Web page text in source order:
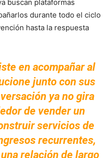
buscan plataformas
durante todo el ciclo
hasta la respuesta
en acompañar al
junto con sus
ya no gira
de vender un
servicios de
recurrentes,
relación de largo